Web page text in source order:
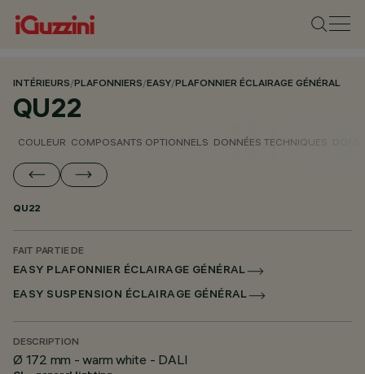
INTÉRIEURS/PLAFONNIERS/EASY/PLAFONNIER ÉCLAIRAGE GÉNÉRAL
QU22
COULEUR COMPOSANTS OPTIONNELS DONNÉES TECHNIQUES
QU22
FAIT PARTIE DE
EASY PLAFONNIER ÉCLAIRAGE GÉNÉRAL
EASY SUSPENSION ÉCLAIRAGE GÉNÉRAL
DESCRIPTION
Ø 172 mm - warm white - DALI